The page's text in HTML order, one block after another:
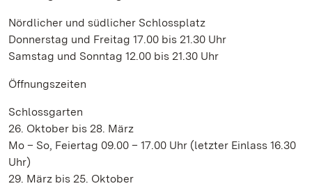
Nördlicher und südlicher Schlossplatz
Donnerstag und Freitag 17.00 bis 21.30 Uhr
Samstag und Sonntag 12.00 bis 21.30 Uhr
Öffnungszeiten
Schlossgarten
26. Oktober bis 28. März
Mo – So, Feiertag 09.00 – 17.00 Uhr (letzter Einlass 16.30
Uhr)
29. März bis 25. Oktober